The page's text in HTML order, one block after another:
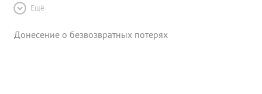
Ещё
Донесение о безвозвратных потерях